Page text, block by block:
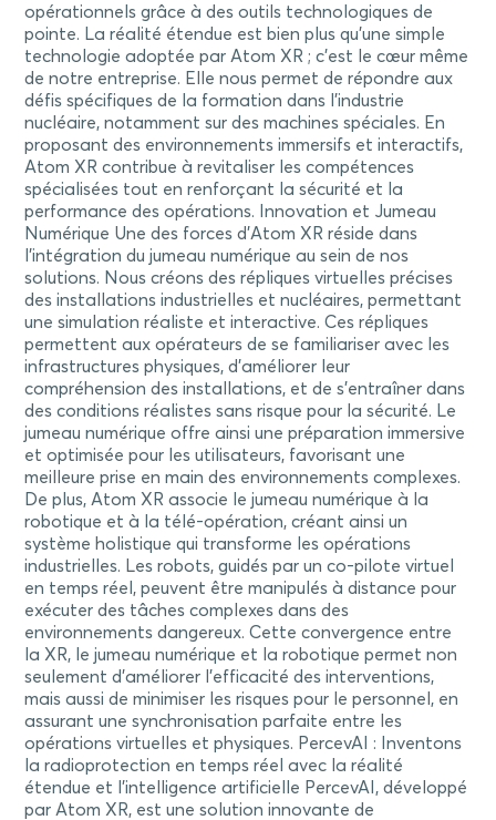
opérationnels grâce à des outils technologiques de
pointe. La réalité étendue est bien plus qu’une simple
technologie adoptée par Atom XR ; c’est le cœur même
de notre entreprise. Elle nous permet de répondre aux
défis spécifiques de la formation dans l’industrie
nucléaire, notamment sur des machines spéciales. En
proposant des environnements immersifs et interactifs,
Atom XR contribue à revitaliser les compétences
spécialisées tout en renforçant la sécurité et la
performance des opérations. Innovation et Jumeau
Numérique Une des forces d’Atom XR réside dans
l’intégration du jumeau numérique au sein de nos
solutions. Nous créons des répliques virtuelles précises
des installations industrielles et nucléaires, permettant
une simulation réaliste et interactive. Ces répliques
permettent aux opérateurs de se familiariser avec les
infrastructures physiques, d’améliorer leur
compréhension des installations, et de s’entraîner dans
des conditions réalistes sans risque pour la sécurité. Le
jumeau numérique offre ainsi une préparation immersive
et optimisée pour les utilisateurs, favorisant une
meilleure prise en main des environnements complexes.
De plus, Atom XR associe le jumeau numérique à la
robotique et à la télé-opération, créant ainsi un
système holistique qui transforme les opérations
industrielles. Les robots, guidés par un co-pilote virtuel
en temps réel, peuvent être manipulés à distance pour
exécuter des tâches complexes dans des
environnements dangereux. Cette convergence entre
la XR, le jumeau numérique et la robotique permet non
seulement d’améliorer l’efficacité des interventions,
mais aussi de minimiser les risques pour le personnel, en
assurant une synchronisation parfaite entre les
opérations virtuelles et physiques. PercevAI : Inventons
la radioprotection en temps réel avec la réalité
étendue et l’intelligence artificielle PercevAI, développé
par Atom XR, est une solution innovante de